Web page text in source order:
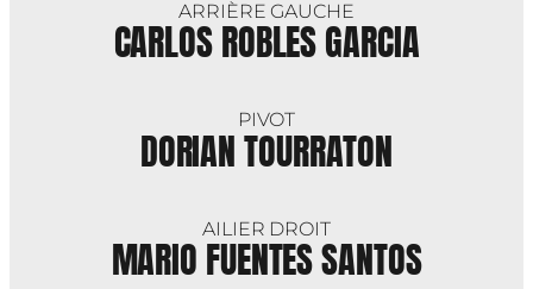
ARRIÈRE GAUCHE
CARLOS ROBLES GARCIA
PIVOT
DORIAN TOURRATON
AILIER DROIT
MARIO FUENTES SANTOS